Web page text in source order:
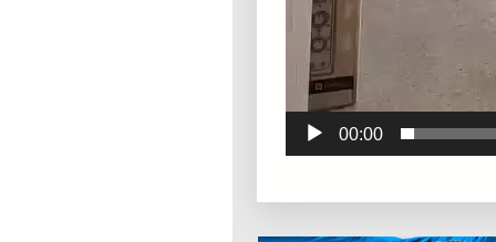
00:00